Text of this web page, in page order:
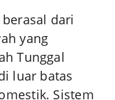
dari
yang
Tunggal
luar batas
Sistem